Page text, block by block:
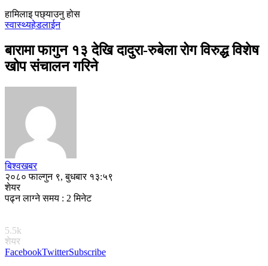
हामिलाइ पछ्याउनु होस
स्वास्थ्यहेडलाईन
बारामा फागुन १३ देखि दादुरा-रुबेला रोग विरुद्ध विशेष
खोप संचालन गरिने
बिश्वखबर
२०८० फाल्गुन ९, बुधबार १३:५९
शेयर
पढ्न लाग्ने समय : 2 मिनेट
5.5k
शेयर
FacebookTwitterSubscribe